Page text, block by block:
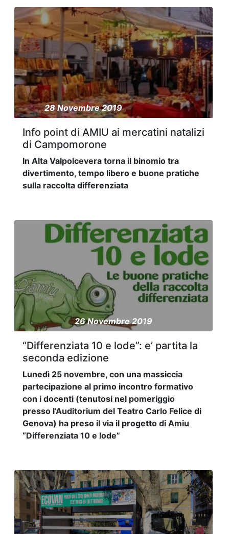
28 Novembre 2019
Info point di AMIU ai mercatini natalizi
di Campomorone
In Alta Valpolcevera torna il binomio tra
divertimento, tempo libero e buone pratiche
sulla raccolta differenziata
26 Novembre 2019
“Differenziata 10 e lode”: e’ partita la
seconda edizione
Lunedì 25 novembre, con una massiccia
partecipazione al primo incontro formativo
con i docenti (tenutosi nel pomeriggio
presso l’Auditorium del Teatro Carlo Felice di
Genova) ha preso il via il progetto di Amiu
“Differenziata 10 e lode”